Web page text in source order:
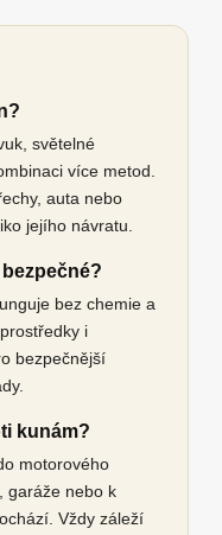
světelné
více metod.
auta nebo
jejího návratu.
bez chemie a
i
bezpečnější
kunám?
motorového
garáže nebo k
Vždy záleží